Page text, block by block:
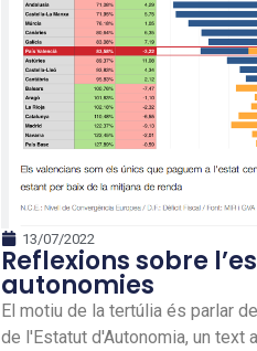
13/07/2022
Reflexions sobre
autonomies
El motiu de la tertúlia és parlar
de l'Estatut d'Autonomia, un text